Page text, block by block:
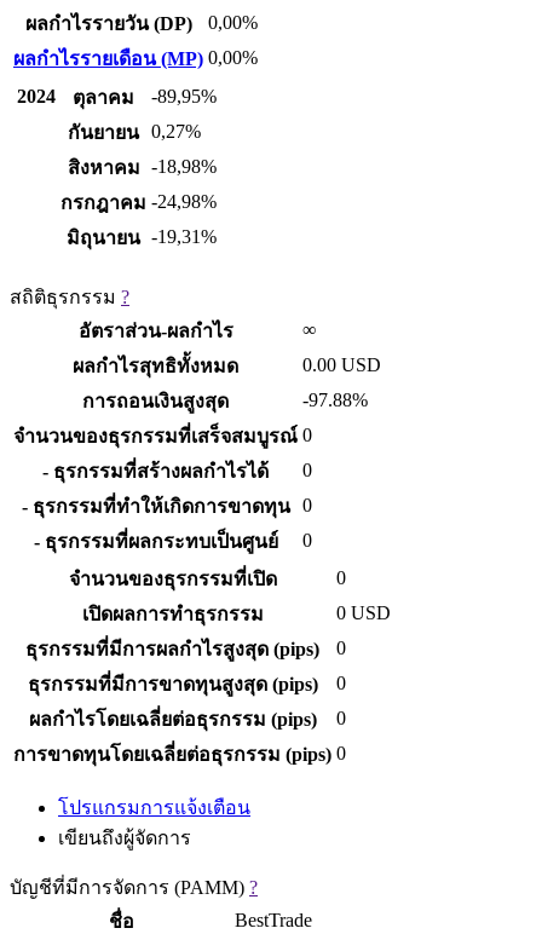
ผลกำไรรายวัน (DP)
0,00%
ผลกำไรรายเดือน (MP) 0,00%
2024
ตุลาคม
-89,95%
กันยายน 0,27%
สิงหาคม -18,98%
กรกฎาคม -24,98%
มิถุนายน -19,31%
สถิติธุรกรรม ?
อัตราส่วน-ผลกำไร
∞
ผลกำไรสุทธิทั้งหมด
0.00 USD
การถอนเงินสูงสุด
-97.88%
จำนวนของธุรกรรมที่เสร็จสมบูรณ์ 0
- ธุรกรรมที่สร้างผลกำไรได้
0
- ธุรกรรมที่ทำให้เกิดการขาดทุน
0
- ธุรกรรมที่ผลกระทบเป็นศูนย์
0
จำนวนของธุรกรรมที่เปิด
0
เปิดผลการทำธุรกรรม
0 USD
ธุรกรรมที่มีการผลกำไรสูงสุด (pips)
0
ธุรกรรมที่มีการขาดทุนสูงสุด (pips)
0
ผลกำไรโดยเฉลี่ยต่อธุรกรรม (pips)
0
การขาดทุนโดยเฉลี่ยต่อธุรกรรม (pips) 0
โปรแกรมการแจ้งเตือน
เขียนถึงผู้จัดการ
บัญชีที่มีการจัดการ (PAMM) ?
ชื่อ
BestTrade